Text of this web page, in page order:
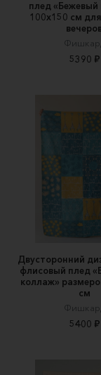
плед «Бежевый
100х150 см
вечеров
5390 ₽
Двусторонний
флисовый плед
коллаж»
см
5400 ₽